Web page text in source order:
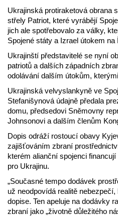
Ukrajinská protiraketová obrana
střely Patriot, které vyrábějí
jich ale spotřebovalo za války,
Spojené státy a Izrael útokem na
Ukrajinští představitelé se nyní
patriotů a dalších západních
odolávání dalším útokům,
Ukrajinská velvyslankyně ve
Stefanišynová údajně předala
domu, předsedovi Sněmovny
Johnsonovi a dalším členům
Dopis odráží rostoucí obavy
zajišťováním zbraní
kterém alianční spojenci
pro Ukrajinu.
„Současné tempo dodávek
už neodpovídá realitě
dopise. Ten apeluje na dodávky
zbraní jako „životně důležitého